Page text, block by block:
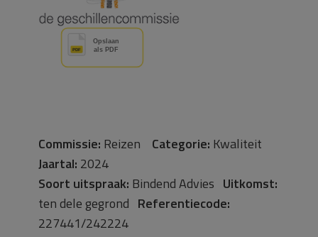
Commissie: Reizen Categorie: Kwaliteit
Jaartal: 2024
Soort uitspraak: Bindend Advies Uitkomst:
ten dele gegrond Referentiecode:
227441/242224